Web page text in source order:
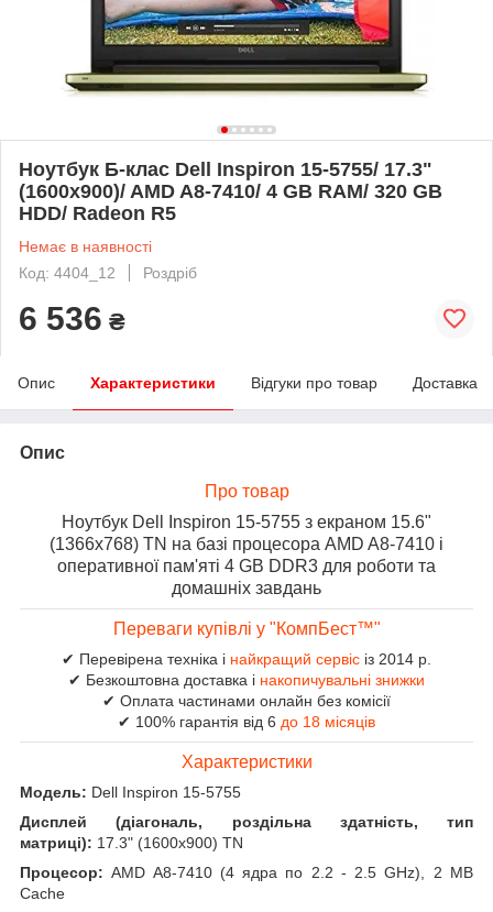
Ноутбук Б-клас Dell Inspiron 15-5755/ 17.3"
(1600x900)/ AMD A8-7410/ 4 GB RAM/ 320 GB
HDD/ Radeon R5
Немає в наявності
Код: 4404_12
Роздріб
6 536 ₴
Опис Характеристики Відгуки про товар Доставка
Опис
Про товар
Ноутбук Dell Inspiron 15-5755 з екраном 15.6"
(1366x768) TN на базі процесора AMD A8-7410 і
оперативної пам'яті 4 GB DDR3 для роботи та
домашніх завдань
Переваги купівлі у "КомпБест™"
✔ Перевірена техніка і найкращий сервіс із 2014 р.
✔ Безкоштовна доставка і накопичувальні знижки
✔ Оплата частинами онлайн без комісії
✔ 100% гарантія від 6 до 18 місяців
Характеристики
Модель: Dell Inspiron 15-5755
Дисплей (діагональ, роздільна здатність, тип
матриці): 17.3" (1600x900) TN
Процесор: AMD A8-7410 (4 ядра по 2.2 - 2.5 GHz), 2 MB
Cache